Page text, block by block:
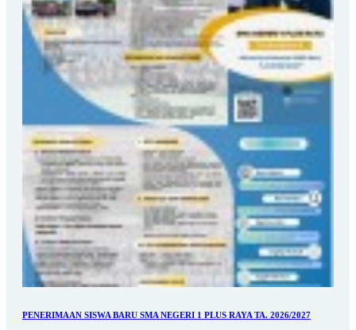
PENERIMAAN SISWA BARU SMA NEGERI 1 PLUS RAYA TA. 2026/2027